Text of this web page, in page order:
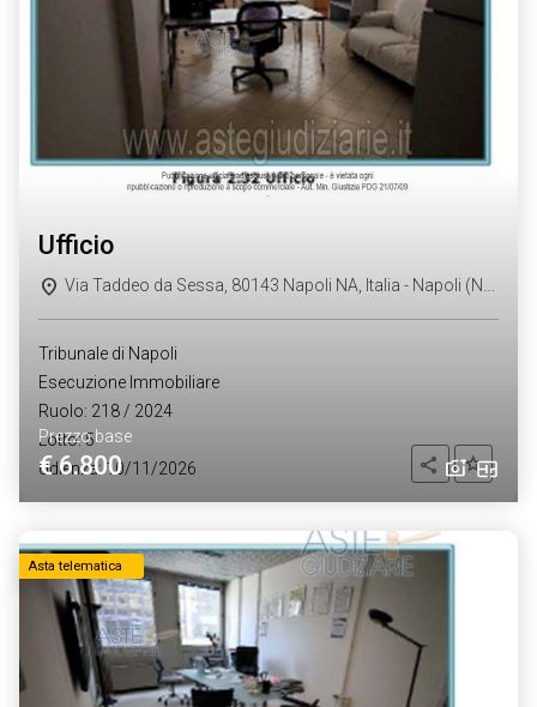
Prezzo base
€ 6.800
ufficio
Via Taddeo da Sessa, 80143 Napoli NA, Italia - Napoli (NA)
Tribunale di Napoli
Esecuzione Immobiliare
Ruolo: 218 / 2024
Lotto: 5
Udienza: 10/11/2026
Condividi
Asta telematica